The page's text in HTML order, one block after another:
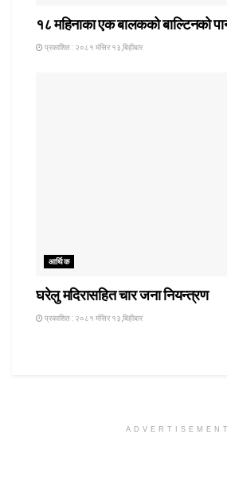
१८ महिनाका एक बालकको बाल्टिनको
प्रकाशित : २०८१ मंसिर १३,बिहीबार
आर्थिक
घरेलु मदिरासहित चार जना नियन्त्रण
प्रकाशित : २०८१ मंसिर १३,बिहीबार
ADVERTISEMENT